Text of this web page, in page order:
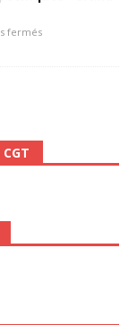
fermés
CGT